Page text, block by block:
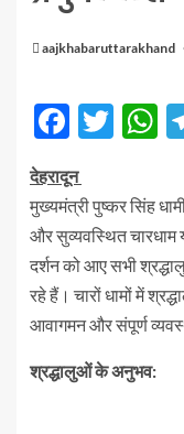
aajkhabaruttarakhand
देहरादून
मुख्यमंत्री पुष्कर सिंह
और सुव्यवस्थित चारधाम
दर्शन को आए सभी
रहे हैं। चारों धामों में
आवागमन और संपूर्ण
श्रद्धालुओं के अनुभव: